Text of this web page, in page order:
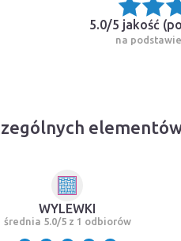
5.0/5 jakość (
na
WYLEWKI
średnia 5.0/5 z 1 odbiorów